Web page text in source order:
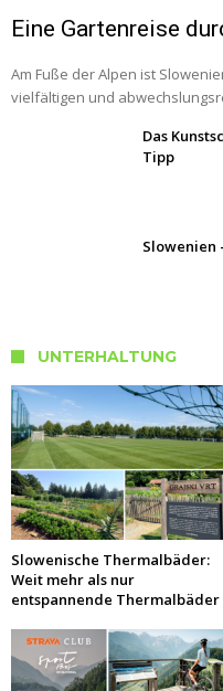
Eine Gartenreise
Am Fuße der Alpen ist
vielfältigen und
Das
Tipp
Slowenien
UNTERHALTUNG
Slowenische Thermalbäder:
Weit mehr als nur
entspannende Thermalbäder